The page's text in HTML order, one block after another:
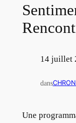
14 juillet
dans
Une